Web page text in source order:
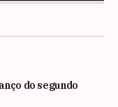
do segundo